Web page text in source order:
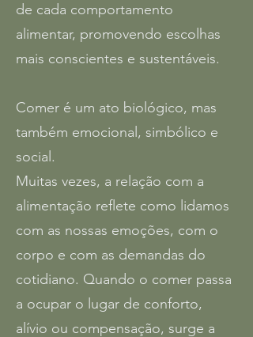
de cada comportamento
alimentar, promovendo escolhas
mais conscientes e sustentáveis.
Comer é um ato biológico, mas
também emocional, simbólico e
social.
Muitas vezes, a relação com a
alimentação reflete como lidamos
com as nossas emoções, com o
corpo e com as demandas do
cotidiano. Quando o comer passa
a ocupar o lugar de conforto,
alívio ou compensação, surge a